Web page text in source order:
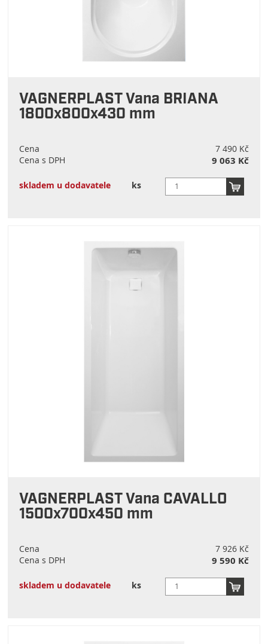
VAGNERPLAST Vana BRIANA
1800x800x430 mm
Cena
7 490 Kč
Cena s DPH
9 063 Kč
skladem u dodavatele ks
VAGNERPLAST Vana CAVALLO
1500x700x450 mm
Cena
7 926 Kč
Cena s DPH
9 590 Kč
skladem u dodavatele ks